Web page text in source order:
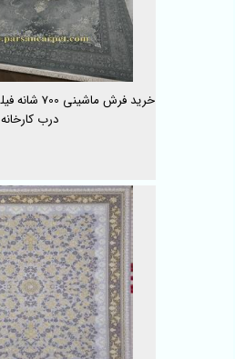
درب کارخانه